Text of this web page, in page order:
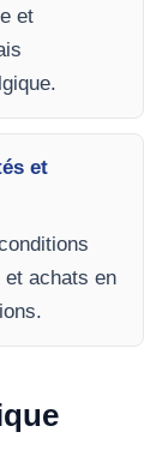
et
et
achats en